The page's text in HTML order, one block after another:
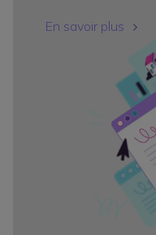
En savoir plus